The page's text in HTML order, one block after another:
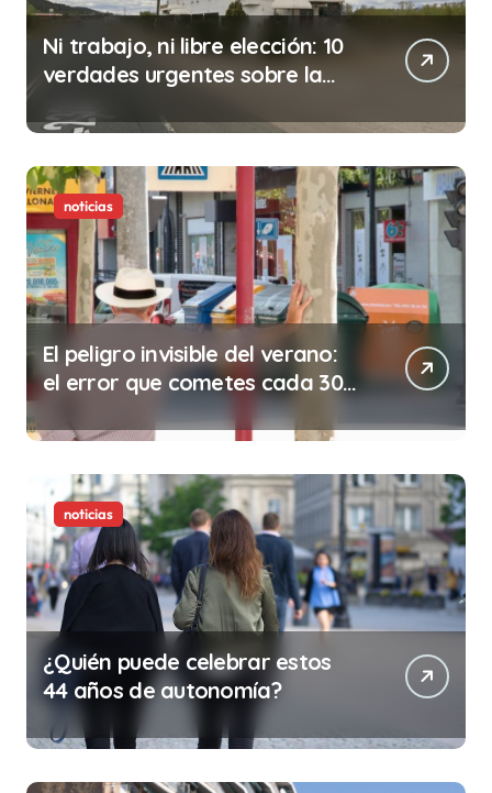
Ni trabajo, ni libre elección: 10
verdades urgentes sobre la
noticias
El peligro invisible del verano:
el error que cometes cada 30
minutos en tu trabajo (y la
ilegalidad que te puede costar
la vida)
noticias
¿Quién puede celebrar estos
44 años de autonomía?